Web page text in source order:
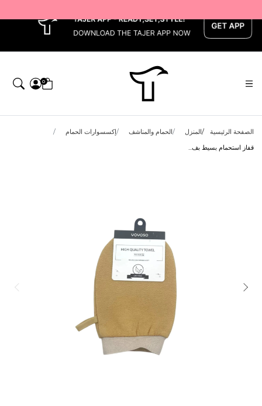
0
الصفحة الرئيسية المنزل الحمام والمناشف
إكسسوارات الحمام
قفاز استحمام بسيط بف...